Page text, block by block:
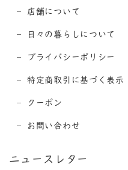
店舗について
日々の暮らしについて
プライバシーポリシー
特定商取引に基づく表示
クーポン
お問い合わせ
ニュースレター